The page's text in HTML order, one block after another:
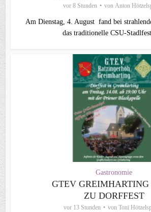
vor 8 Stunden von Anton
Am Dienstag, 4. August fand bei
das traditionelle CSU-
Gastronomie
GTEV
ZU DORFFEST
vor 13 Stunden von Toni